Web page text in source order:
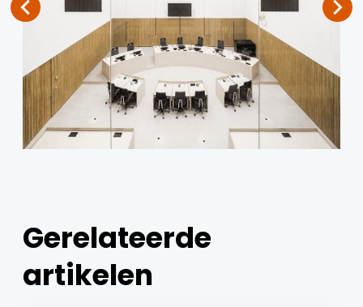
Gerelateerde
artikelen